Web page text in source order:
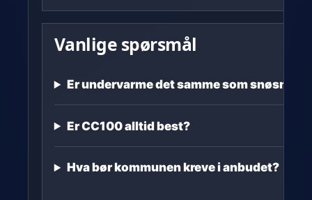
Vanlige spørsmål
Er undervarme det samme som
Er CC100 alltid best?
Hva bør kommunen kreve i anbudet?